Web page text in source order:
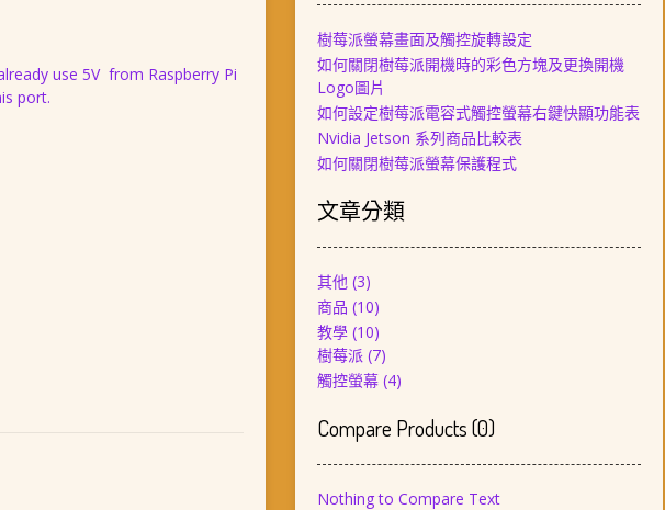
use 5V from Raspberry Pi
port.
樹莓派螢幕畫面及觸控旋轉設定
如何關閉樹莓派開機時的彩色方塊及更換開機
Logo圖片
如何設定樹莓派電容式觸控螢幕右鍵快顯功能表
Nvidia Jetson 系列商品比較表
如何關閉樹莓派螢幕保護程式
文章分類
其他(3)
商品 (10)
教學(10)
樹莓派(7)
觸控螢幕(4)
Compare Products(0)
Nothing to Compare Text